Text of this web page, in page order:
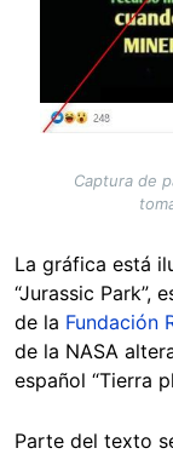
Captura de
La gráfica está
“Jurassic Park”,
de la Fundación
de la NASA
español “Tierra
Parte del texto